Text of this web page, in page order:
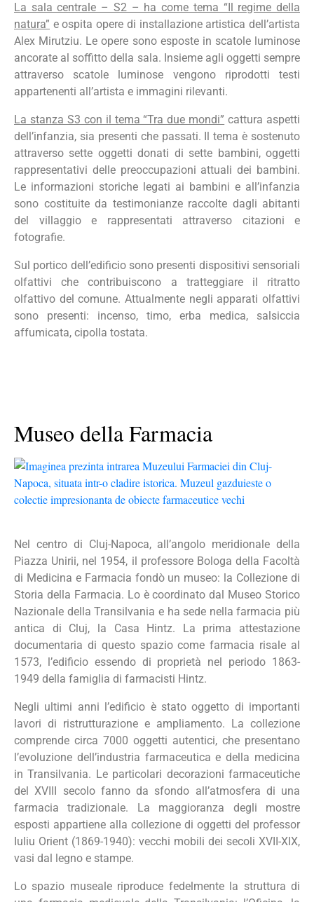
La sala centrale – S2 – ha come tema “Il regime della
natura” e ospita opere di installazione artistica dell’artista
Alex Mirutziu. Le opere sono esposte in scatole luminose
ancorate al soffitto della sala. Insieme agli oggetti sempre
attraverso scatole luminose vengono riprodotti testi
appartenenti all’artista e immagini rilevanti.
La stanza S3 con il tema “Tra due mondi” cattura aspetti
dell’infanzia, sia presenti che passati. Il tema è sostenuto
attraverso sette oggetti donati di sette bambini, oggetti
rappresentativi delle preoccupazioni attuali dei bambini.
Le informazioni storiche legati ai bambini e all’infanzia
sono costituite da testimonianze raccolte dagli abitanti
del villaggio e rappresentati attraverso citazioni e
fotografie.
Sul portico dell’edificio sono presenti dispositivi sensoriali
olfattivi che contribuiscono a tratteggiare il ritratto
olfattivo del comune. Attualmente negli apparati olfattivi
sono presenti: incenso, timo, erba medica, salsiccia
affumicata, cipolla tostata.
Museo della Farmacia
Nel centro di Cluj-Napoca, all’angolo meridionale della
Piazza Unirii, nel 1954, il professore Bologa della Facoltà
di Medicina e Farmacia fondò un museo: la Collezione di
Storia della Farmacia. Lo è coordinato dal Museo Storico
Nazionale della Transilvania e ha sede nella farmacia più
antica di Cluj, la Casa Hintz. La prima attestazione
documentaria di questo spazio come farmacia risale al
1573, l’edificio essendo di proprietà nel periodo 1863-
1949 della famiglia di farmacisti Hintz.
Negli ultimi anni l’edificio è stato oggetto di importanti
lavori di ristrutturazione e ampliamento. La collezione
comprende circa 7000 oggetti autentici, che presentano
l’evoluzione dell’industria farmaceutica e della medicina
in Transilvania. Le particolari decorazioni farmaceutiche
del XVIII secolo fanno da sfondo all’atmosfera di una
farmacia tradizionale. La maggioranza degli mostre
esposti appartiene alla collezione di oggetti del professor
Iuliu Orient (1869-1940): vecchi mobili dei secoli XVII-XIX,
vasi dal legno e stampe.
Lo spazio museale riproduce fedelmente la struttura di